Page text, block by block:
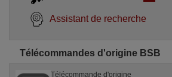
Assistant de recherche
Télécommandes d'origine BSB
Télécommande d'origine